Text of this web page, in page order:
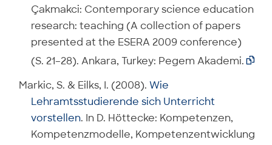
Çakmakci: Contemporary science education
research: teaching (A collection of papers
presented at the ESERA 2009 conference)
(S. 21–28). Ankara, Turkey: Pegem Akademi. 
Markic, S. & Eilks, I. (2008). Wie
Lehramtsstudierende sich Unterricht
vorstellen. In D. Höttecke: Kompetenzen,
Kompetenzmodelle, Kompetenzentwicklung